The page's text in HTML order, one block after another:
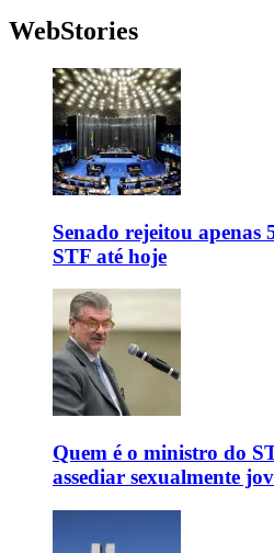
WebStories
Senado rejeitou apenas
STF até hoje
Quem é o ministro do
assediar sexualmente